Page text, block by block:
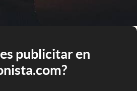
publicitar en